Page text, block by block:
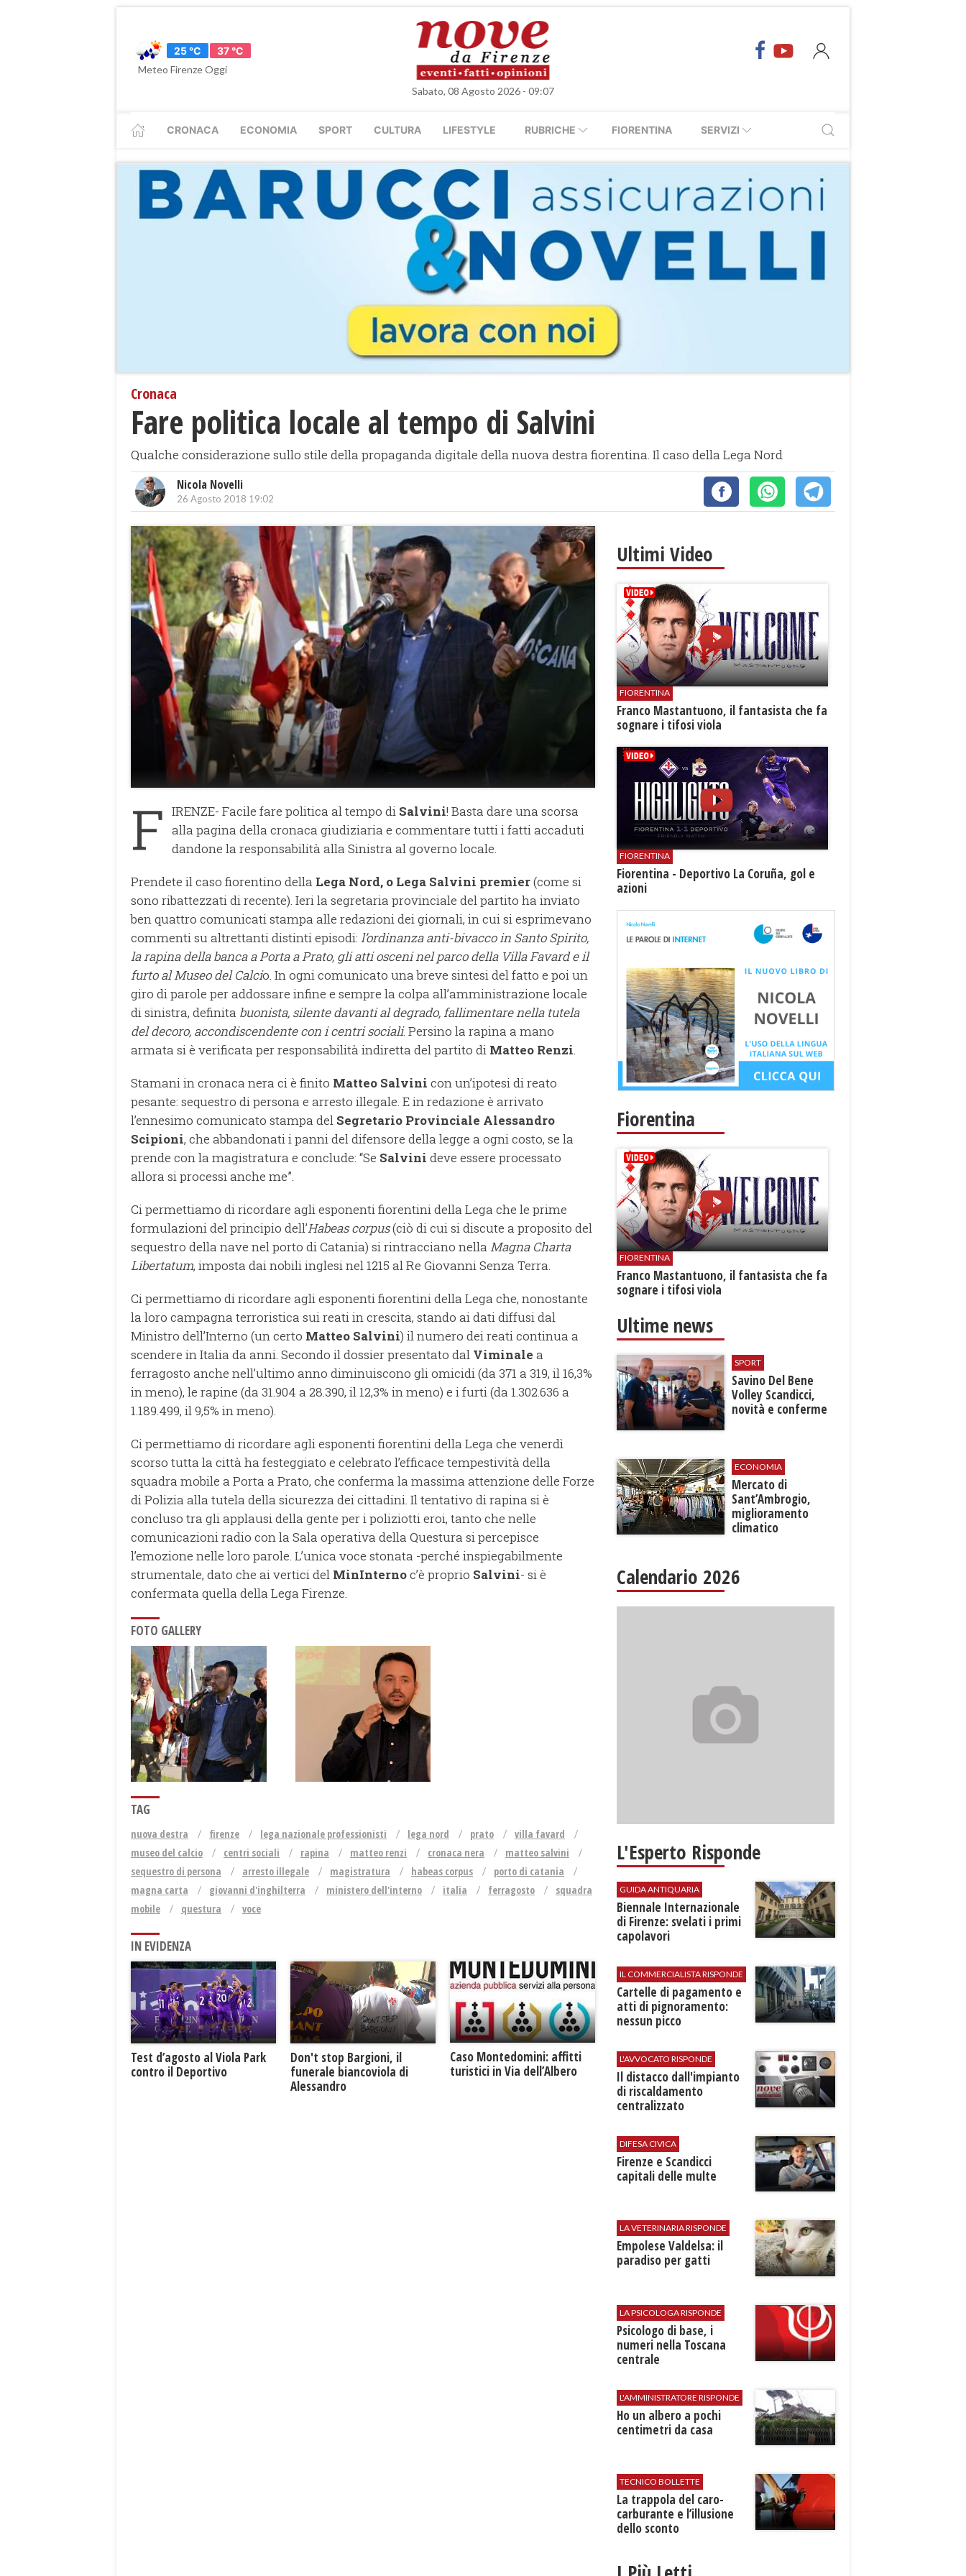
25 °C
37 °C
Meteo Firenze Oggi
Sabato, 08 Agosto 2026 - 09:07
CRONACA ECONOMIA SPORT CULTURA LIFESTYLE RUBRICHE FIORENTINA SERVIZI
Cronaca
Fare politica locale al tempo di Salvini
Qualche considerazione sullo stile della propaganda digitale della nuova destra fiorentina. Il caso della Lega Nord
Nicola Novelli
26 Agosto 2018 19:02
F IRENZE- Facile fare politica al tempo di Salvini! Basta dare una scorsa
alla pagina della cronaca giudiziaria e commentare tutti i fatti accaduti
dandone la responsabilità alla Sinistra al governo locale.
Prendete il caso fiorentino della Lega Nord, o Lega Salvini premier(come si
sono ribattezzati di recente). Ieri la segretaria provinciale del partito ha inviato
ben quattro comunicati stampa alle redazioni dei giornali, in cui si esprimevano
commenti su altrettanti distinti episodi: l’ordinanza anti-bivacco in Santo Spirito,
la rapina della banca a Porta a Prato, gli atti osceni nel parco della Villa Favard e il
furto al Museo del Calcio. In ogni comunicato una breve sintesi del fatto e poi un
giro di parole per addossare infine e sempre la colpa all’amministrazione locale
di sinistra, definita buonista, silente davanti al degrado, fallimentare nella tutela
del decoro, accondiscendente con i centri sociali. Persino la rapina a mano
armata si è verificata per responsabilità indiretta del partito di Matteo Renzi.
Stamani in cronaca nera ci è finito Matteo Salvini con un’ipotesi di reato
pesante: sequestro di persona e arresto illegale. E in redazione è arrivato
l’ennesimo comunicato stampa del Segretario Provinciale Alessandro
Scipioni, che abbandonati i panni del difensore della legge a ogni costo, se la
prende con la magistratura e conclude: “Se Salvini deve essere processato
allora si processi anche me”.
Ci permettiamo di ricordare agli esponenti fiorentini della Lega che le prime
formulazioni del principio dell’Habeas corpus(ciò di cui si discute a proposito del
sequestro della nave nel porto di Catania) si rintracciano nella Magna Charta
Libertatum, imposta dai nobili inglesi nel 1215 al Re Giovanni Senza Terra.
Ci permettiamo di ricordare agli esponenti fiorentini della Lega che, nonostante
la loro campagna terroristica sui reati in crescita, stando ai dati diffusi dal
Ministro dell’Interno (un certo Matteo Salvini) il numero dei reati continua a
scendere in Italia da anni. Secondo il dossier presentato dal Viminale a
ferragosto anche nell’ultimo anno diminuiscono gli omicidi (da 371 a 319, il 16,3%
in meno), le rapine (da 31.904 a 28.390, il 12,3% in meno) e i furti (da 1.302.636 a
1.189.499, il 9,5% in meno).
Ci permettiamo di ricordare agli esponenti fiorentini della Lega che venerdì
scorso tutta la città ha festeggiato e celebrato l’efficace tempestività della
squadra mobile a Porta a Prato, che conferma la massima attenzione delle Forze
di Polizia alla tutela della sicurezza dei cittadini. Il tentativo di rapina si è
concluso tra gli applausi della gente per i poliziotti eroi, tanto che nelle
comunicazioni radio con la Sala operativa della Questura si percepisce
l’emozione nelle loro parole. L’unica voce stonata -perché inspiegabilmente
strumentale, dato che ai vertici del MinInternoc’è proprio Salvini- si è
confermata quella della Lega Firenze.
FOTO GALLERY
TAG
nuova destra firenze lega nazionale professionisti lega nord prato
villa favard
museo del calcio
centri sociali rapina matteo renzi cronaca nera
matteo salvini
sequestro di persona
arresto illegale magistratura habeas corpus
porto di catania
magna carta
giovanni d'inghilterra ministero dell'interno italia ferragosto
squadra
mobile
questura voce
IN EVIDENZA
Test d’agosto al Viola Park
contro il Deportivo
Don't stop Bargioni, il
funerale biancoviola di
Alessandro
Caso Montedomini: affitti
turistici in Via dell’Albero
Ultimi Video
FIORENTINA
Franco Mastantuono, il fantasista che fa
sognare i tifosi viola
FIORENTINA
Fiorentina - Deportivo La Coruña, gol e
azioni
Fiorentina
FIORENTINA
Franco Mastantuono, il fantasista che fa
sognare i tifosi viola
Ultime news
SPORT
Savino Del Bene
Volley Scandicci,
novità e conferme
ECONOMIA
Mercato di
Sant’Ambrogio,
miglioramento
climatico
Calendario 2026
L'Esperto Risponde
GUIDA ANTIQUARIA
Biennale Internazionale
di Firenze: svelati i primi
capolavori
IL COMMERCIALISTA RISPONDE
Cartelle di pagamento e
atti di pignoramento:
nessun picco
L'AVVOCATO RISPONDE
Il distacco dall'impianto
di riscaldamento
centralizzato
DIFESA CIVICA
Firenze e Scandicci
capitali delle multe
LA VETERINARIA RISPONDE
Empolese Valdelsa: il
paradiso per gatti
LA PSICOLOGA RISPONDE
Psicologo di base, i
numeri nella Toscana
centrale
L'AMMINISTRATORE RISPONDE
Ho un albero a pochi
centimetri da casa
TECNICO BOLLETTE
​La trappola del caro-
carburante e l’illusione
dello sconto